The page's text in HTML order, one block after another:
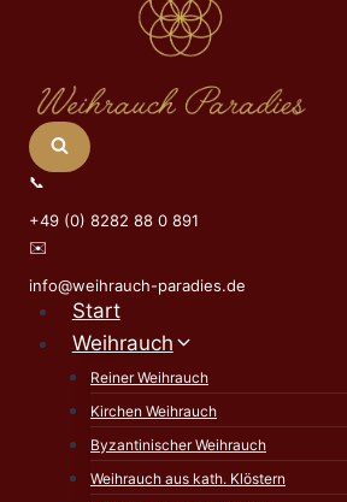
📞
+49 (0) 8282 88 0 891
✉️
info@weihrauch-paradies.de
Start
Weihrauch
Reiner Weihrauch
Kirchen Weihrauch
Byzantinischer Weihrauch
Weihrauch aus kath. Klöstern